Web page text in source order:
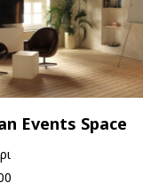
Events Space